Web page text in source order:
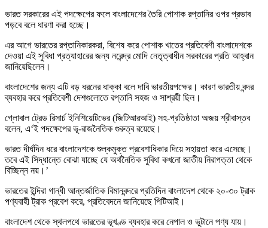
ভারত সরকারের এই পদক্ষেপের ফলে বাংলাদেশের তৈরি পোশাক রপ্তানির ওপর প্রভাব
পড়বে বলে ধারণা করা হচ্ছে।
এর আগে ভারতের রপ্তানিকারকরা, বিশেষ করে পোশাক খাতের প্রতিবেশী বাংলাদেশকে
দেওয়া এই সুবিধা প্রত্যাহারের জন্য নরেন্দ্র মোদি নেতৃত্বাধীন সরকারের প্রতি আহ্বান
জানিয়েছিলেন।
বাংলাদেশের জন্য এটি বড় ধরনের ধাক্কা বলে দাবি ভারতীয়পক্ষের। কারণ ভারতীয় বন্দর
ব্যবহার করে প্রতিবেশী দেশগুলোতে রপ্তানি সহজ ও সাশ্রয়ী ছিল।
গ্লোবাল ট্রেড রিসার্চ ইনিশিয়েটিভের (জিটিআরআই) সহ-প্রতিষ্ঠাতা অজয় শ্রীবাস্তব
বলেন, এ‘ই পদক্ষেপের ভূ-রাজনৈতিক গুরুত্ব রয়েছে।
ভারত দীর্ঘদিন ধরে বাংলাদেশকে শুল্কমুক্ত প্রবেশাধিকার দিয়ে সহায়তা করে এসেছে।
তবে এই সিদ্ধান্তে বোঝা যাচ্ছে যে অর্থনৈতিক সুবিধা কখনো জাতীয় নিরাপত্তা থেকে
বিচ্ছিন্ন নয়।’
ভারতের ইন্দিরা গান্ধী আন্তর্জাতিক বিমানবন্দরে প্রতিদিন বাংলাদেশ থেকে ২০-৩০ ট্রাক
পণ্যবাহী ট্রাক প্রবেশ করে, প্রতিবেদনে জানিয়েছে পিটিআই।
বাংলাদেশ থেকে স্থলপথে ভারতের ভূখণ্ড ব্যবহার করে নেপাল ও ভুটানে পণ্য যায়।